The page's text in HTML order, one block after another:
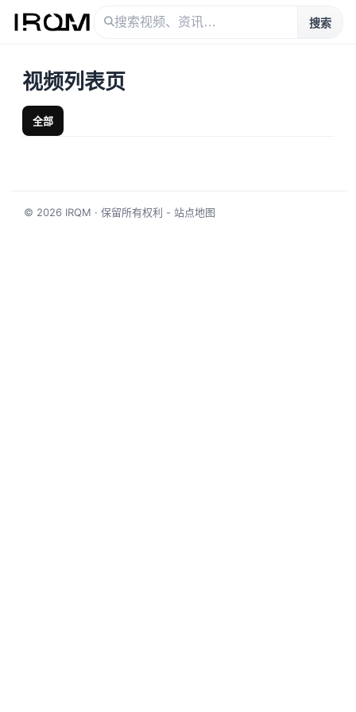
搜索
视频列表页
全部
© 2026 IRQM · 保留所有权利 - 站点地图